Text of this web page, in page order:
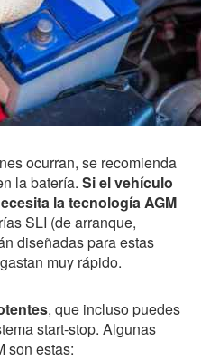
ocurran, se recomienda
la batería. Si el vehículo
la tecnología AGM
SLI (de arranque,
diseñadas para estas
muy rápido.
, que incluso puedes
start-stop. Algunas
son estas: